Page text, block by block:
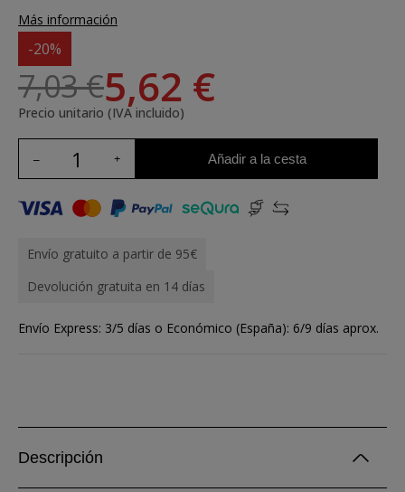
Más información
-20%
7,03 €5,62 €
Precio unitario (IVA incluido)
Añadir a la cesta
Envío gratuito a partir de 95€
Devolución gratuita en 14 días
Envío Express: 3/5 días o Económico (España): 6/9 días aprox.
Descripción